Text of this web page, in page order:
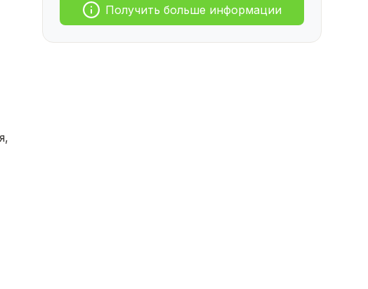
Получить больше информации